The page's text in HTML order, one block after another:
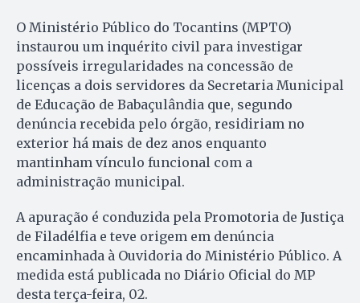
O Ministério Público do Tocantins (MPTO)
instaurou um inquérito civil para investigar
possíveis irregularidades na concessão de
licenças a dois servidores da Secretaria Municipal
de Educação de Babaçulândia que, segundo
denúncia recebida pelo órgão, residiriam no
exterior há mais de dez anos enquanto
mantinham vínculo funcional com a
administração municipal.
A apuração é conduzida pela Promotoria de Justiça
de Filadélfia e teve origem em denúncia
encaminhada à Ouvidoria do Ministério Público. A
medida está publicada no Diário Oficial do MP
desta terça-feira, 02.